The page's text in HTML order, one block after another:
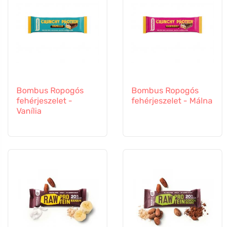
Bombus Ropogós
fehérjeszelet -
Vanília
Bombus Ropogós
fehérjeszelet - Málna